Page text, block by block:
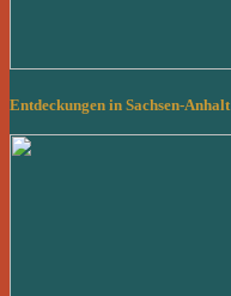
Entdeckungen in Sachsen-Anhalt